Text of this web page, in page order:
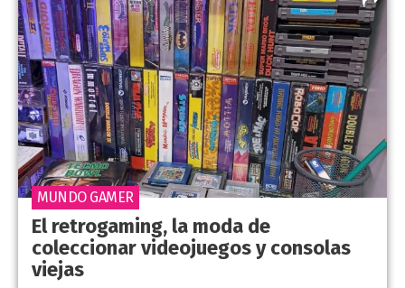
El retrogaming, la moda de
coleccionar videojuegos y consolas
viejas
MUNDO GAMER